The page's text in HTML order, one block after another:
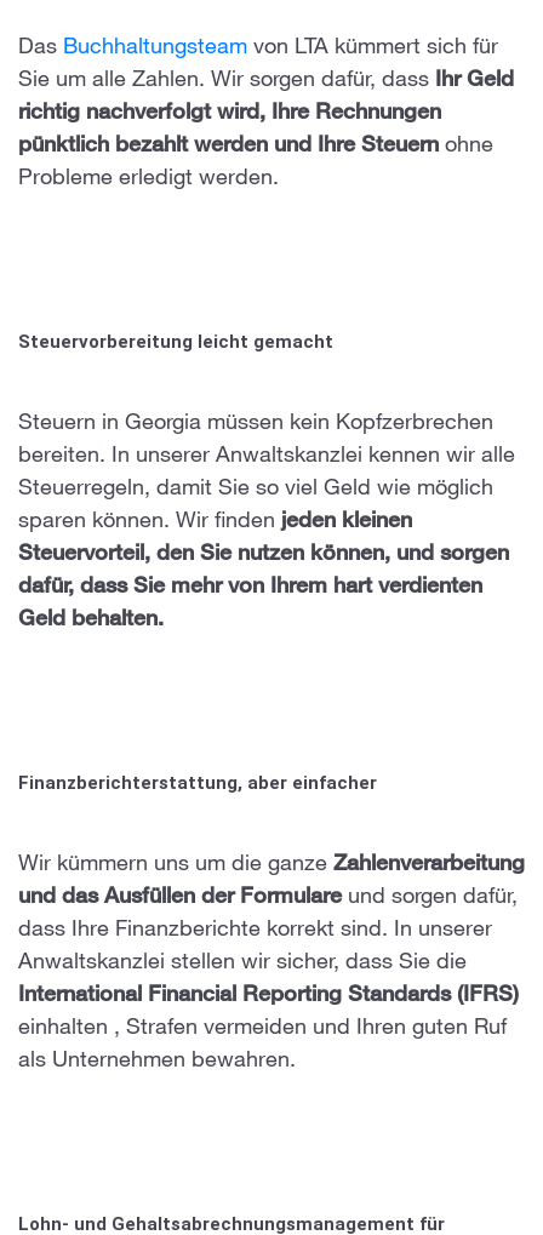
Das Buchhaltungsteam von LTA kümmert sich für
Sie um alle Zahlen. Wir sorgen dafür, dass Ihr Geld
richtig nachverfolgt wird, Ihre Rechnungen
pünktlich bezahlt werden und Ihre Steuern ohne
Probleme erledigt werden.
Steuervorbereitung leicht gemacht
Steuern in Georgia müssen kein Kopfzerbrechen
bereiten. In unserer Anwaltskanzlei kennen wir alle
Steuerregeln, damit Sie so viel Geld wie möglich
sparen können. Wir finden jeden kleinen
Steuervorteil, den Sie nutzen können, und sorgen
dafür, dass Sie mehr von Ihrem hart verdienten
Geld behalten.
Finanzberichterstattung, aber einfacher
Wir kümmern uns um die ganze Zahlenverarbeitung
und das Ausfüllen der Formulare und sorgen dafür,
dass Ihre Finanzberichte korrekt sind. In unserer
Anwaltskanzlei stellen wir sicher, dass Sie die
International Financial Reporting Standards (IFRS)
einhalten , Strafen vermeiden und Ihren guten Ruf
als Unternehmen bewahren.
Lohn- und Gehaltsabrechnungsmanagement für